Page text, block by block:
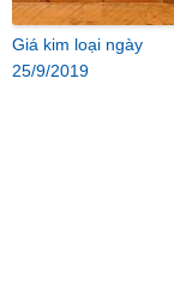
Giá kim loại ngày
25/9/2019